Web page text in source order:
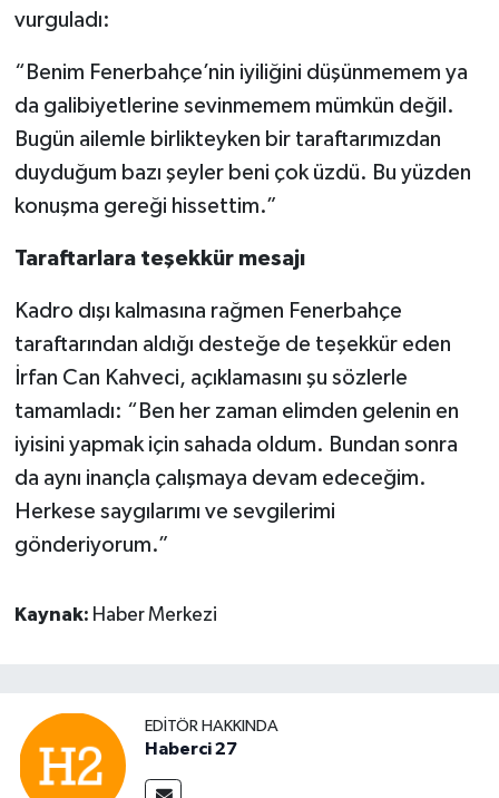
vurguladı:
“Benim Fenerbahçe’nin iyiliğini düşünmemem ya
da galibiyetlerine sevinmemem mümkün değil.
Bugün ailemle birlikteyken bir taraftarımızdan
duyduğum bazı şeyler beni çok üzdü. Bu yüzden
konuşma gereği hissettim.”
Taraftarlara teşekkür mesajı
Kadro dışı kalmasına rağmen Fenerbahçe
taraftarından aldığı desteğe de teşekkür eden
İrfan Can Kahveci, açıklamasını şu sözlerle
tamamladı: “Ben her zaman elimden gelenin en
iyisini yapmak için sahada oldum. Bundan sonra
da aynı inançla çalışmaya devam edeceğim.
Herkese saygılarımı ve sevgilerimi
gönderiyorum.”
Kaynak: Haber Merkezi
EDITÖR HAKKINDA
Haberci 27